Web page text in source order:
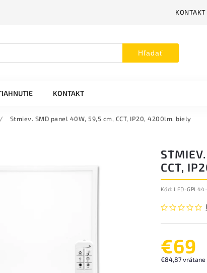
KONTAKT
Hľadať
KONTAKT
/ Stmiev. SMD panel 40W, 59,5 cm, CCT, IP20, 4200lm, biely
CCT,
Kód: LED-
€69
€84,87 vrátane